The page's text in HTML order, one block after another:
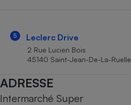
5 Leclerc Drive
2 Rue Lucien Bois
45140 Saint-Jean-De-La-Ruelle
ADRESSE
Intermarché Super